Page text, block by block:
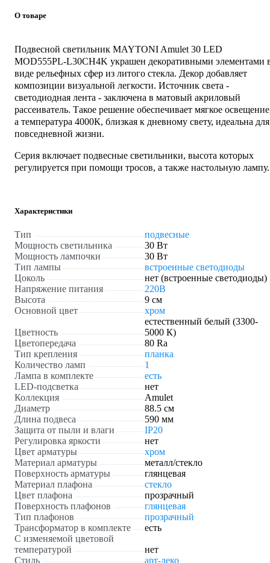
О товаре
Подвесной светильник MAYTONI Amulet 30 LED
MOD555PL-L30CH4K украшен декоративными элементами
виде рельефных сфер из литого стекла. Декор добавляет
композиции визуальной легкости. Источник света -
светодиодная лента - заключена в матовый акриловый
рассеиватель. Такое решение обеспечивает мягкое
а температура 4000К, близкая к дневному свету, идеальна для
повседневной жизни.
Серия включает подвесные светильники, высота которых
регулируется при помощи тросов, а также настольную лампу.
Характеристики
Тип
подвесные
Мощность светильника
30 Вт
Мощность лампочки
30 Вт
Тип лампы
встроенные светодиоды
Цоколь
нет (встроенные светодиоды)
Напряжение питания
220В
Высота
9 см
Основной цвет
хром
Цветность
естественный белый (3300-
5000 К)
Цветопередача
80 Ra
Тип крепления
планка
Количество ламп
1
Лампа в комплекте
есть
LED-подсветка
нет
Коллекция
Amulet
Диаметр
88.5 см
Длина подвеса
590 мм
Защита от пыли и влаги
IP20
Регулировка яркости
нет
Цвет арматуры
хром
Материал арматуры
металл/стекло
Поверхность арматуры
глянцевая
Материал плафона
стекло
Цвет плафона
прозрачный
Поверхность плафонов
глянцевая
Тип плафонов
прозрачный
Трансформатор в комплекте
есть
С изменяемой цветовой
температурой
нет
Стиль
арт-деко